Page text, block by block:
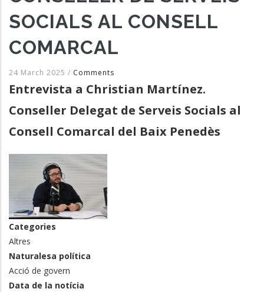
SOCIALS AL CONSELL
COMARCAL
24 March 2025 / Comments
Entrevista a Christian Martínez.
Conseller Delegat de Serveis Socials al
Consell Comarcal del Baix Penedès
Categories
Altres
Naturalesa política
Acció de govern
Data de la notícia